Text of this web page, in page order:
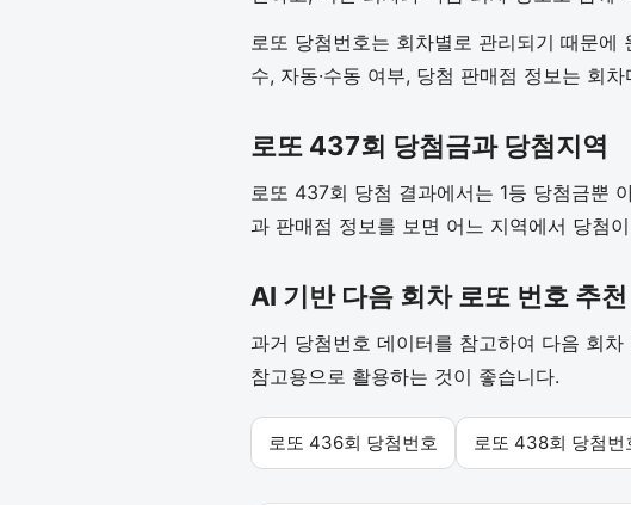
로또 당첨번호는 회차별로 관리되기 때문에
수, 자동·수동 여부, 당첨 판매점 정보는 회
로또 437회 당첨금과 당첨지역
로또 437회 당첨 결과에서는 1등 당첨금뿐
과 판매점 정보를 보면 어느 지역에서 당첨
AI 기반 다음 회차 로또 번호 추천
과거 당첨번호 데이터를 참고하여 다음 회
참고용으로 활용하는 것이 좋습니다.
로또 436회 당첨번호 로또 438회 당첨번